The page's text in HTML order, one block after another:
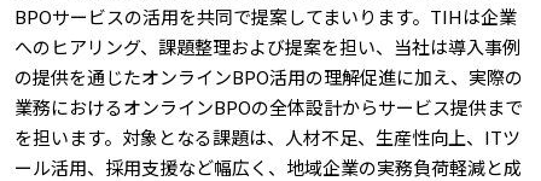
BPOサービスの活用を共同で提案してまいります。TIHは企業
へのヒアリング、課題整理および提案を担い、当社は導入事例
の提供を通じたオンラインBPO活用の理解促進に加え、実際の
業務におけるオンラインBPOの全体設計からサービス提供まで
を担います。対象となる課題は、人材不足、生産性向上、ITツ
ール活用、採用支援など幅広く、地域企業の実務負荷軽減と成